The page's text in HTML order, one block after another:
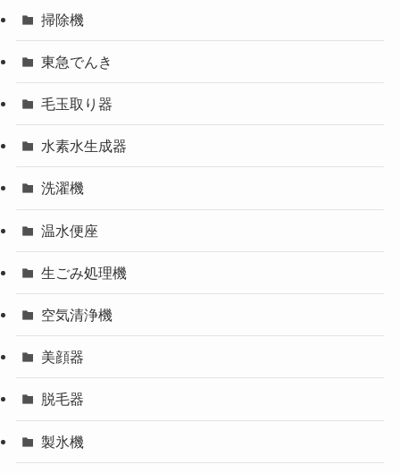
掃除機
東急でんき
毛玉取り器
水素水生成器
洗濯機
温水便座
生ごみ処理機
空気清浄機
美顔器
脱毛器
製氷機